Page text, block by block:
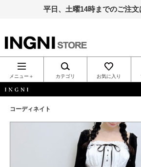
平日、土曜14時までのご注文
INGNI（イン
グ）公式通
販｜INGNI
STORE
メニュー＋ カテゴリ お気に入り
コーディネイト